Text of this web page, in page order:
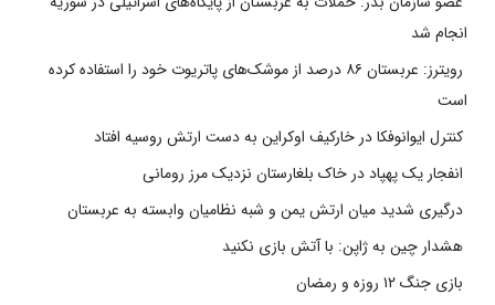
انجام شد
رویترز: عربستان ۸۶ درصد از موشک‌های پاتریوت خود را استفاده کرده
است
کنترل ایوانوفکا در خارکیف اوکراین به دست ارتش روسیه افتاد
انفجار یک پهپاد در خاک بلغارستان نزدیک مرز رومانی
درگیری شدید میان ارتش یمن و شبه نظامیان وابسته به عربستان
هشدار چین به ژاپن: با آتش بازی نکنید
بازی جنگ ۱۲ روزه و رمضان